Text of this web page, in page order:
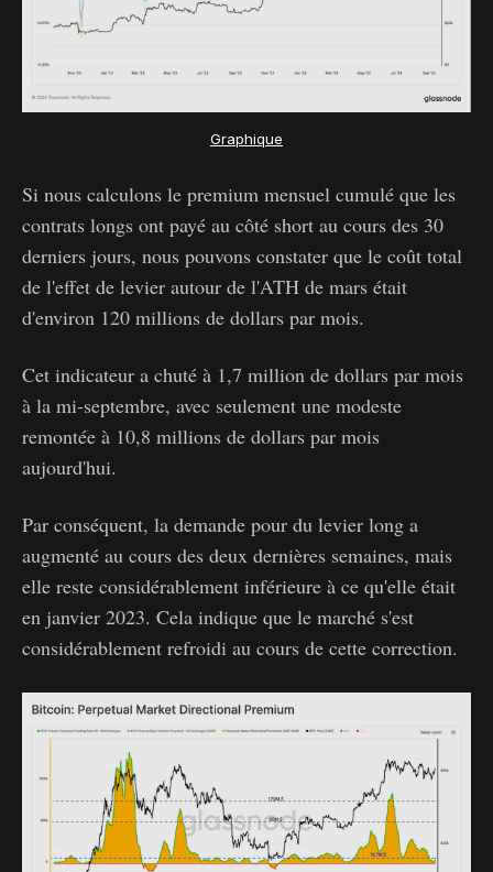
Graphique
Si nous calculons le premium mensuel cumulé que les
contrats longs ont payé au côté short au cours des 30
derniers jours, nous pouvons constater que le coût total
de l'effet de levier autour de l'ATH de mars était
d'environ 120 millions de dollars par mois.
Cet indicateur a chuté à 1,7 million de dollars par mois
à la mi-septembre, avec seulement une modeste
remontée à 10,8 millions de dollars par mois
aujourd'hui.
Par conséquent, la demande pour du levier long a
augmenté au cours des deux dernières semaines, mais
elle reste considérablement inférieure à ce qu'elle était
en janvier 2023. Cela indique que le marché s'est
considérablement refroidi au cours de cette correction.